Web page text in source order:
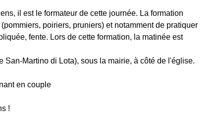
il est le formateur de cette journée. La formation
poiriers, pruniers) et notamment de pratiquer
fente. Lors de cette formation, la matinée est
Martino di Lota), sous la mairie, à côté de l'église.
en couple
!